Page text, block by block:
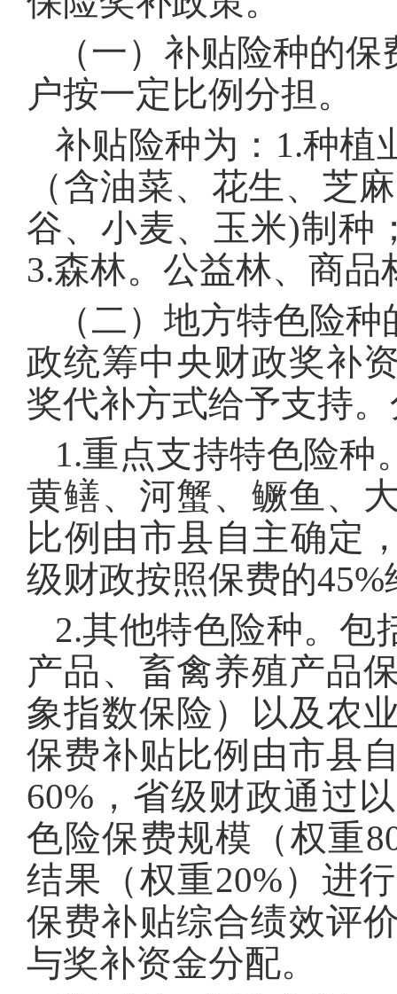
（一）补贴险种的
户按一定比例分担。
补贴险种为：1.种植
（含油菜、花生、芝
谷、小麦、玉米)制种
3.森林。公益林、商品
（二）地方特色险
政统筹中央财政奖补
奖代补方式给予支持
1.重点支持特色险种
黄鳝、河蟹、鳜鱼、
比例由市县自主确定
级财政按照保费的
2.其他特色险种。包
产品、畜禽养殖产品
象指数保险）以及农
保费补贴比例由市县
60%，省级财政通过
色险保费规模（权重
结果（权重20%）进
保费补贴综合绩效评
与奖补资金分配。